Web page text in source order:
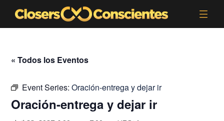
« Todos los Eventos
Event Series:Oración-entrega y dejar ir
Oración-entrega y dejar ir